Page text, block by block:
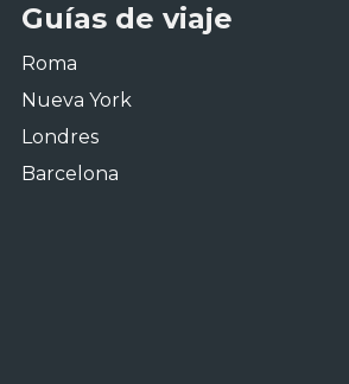
Guías de viaje
Roma
Nueva York
Londres
Barcelona